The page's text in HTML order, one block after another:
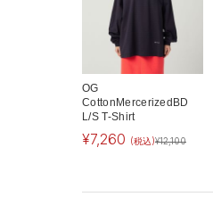
OG
CottonMercerizedBD
L/S T-Shirt
¥7,260 (税込)¥12,100